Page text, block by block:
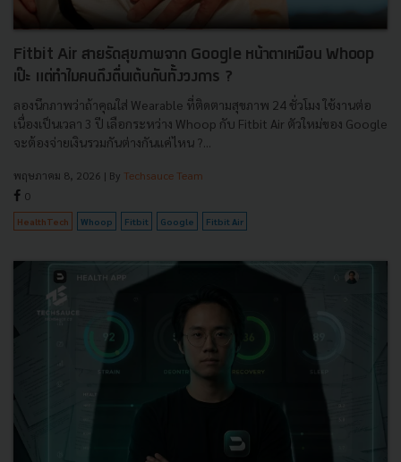
Fitbit Air สายรัดสุขภาพจาก Google หน้าตาเหมือน Whoop
เป๊ะ แต่ทำไมคนถึงตื่นเต้นกันทั้งวงการ ?
ลองนึกภาพว่าถ้าคุณใส่ Wearable ที่ติดตามสุขภาพ 24 ชั่วโมง ใช้งานต่อ
เนื่องเป็นเวลา 3 ปี เลือกระหว่าง Whoop กับ Fitbit Air ตัวใหม่ของ Google
จะต้องจ่ายเงินรวมกันต่างกันแค่ไหน ?...
พฤษภาคม 8, 2026 | By Techsauce Team
0
HealthTech Whoop Fitbit Google Fitbit Air